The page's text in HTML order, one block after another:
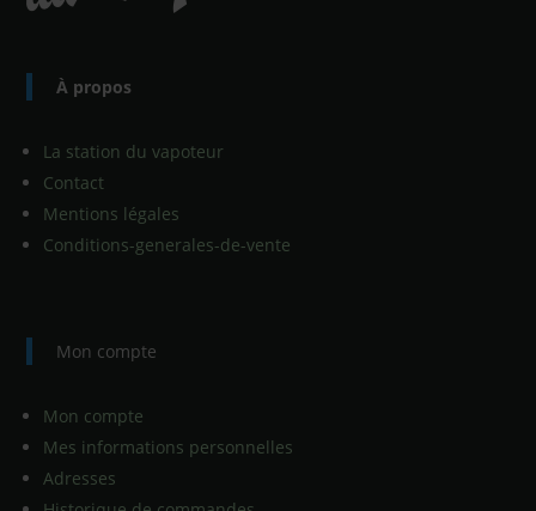
À propos
La station du vapoteur
Contact
Mentions légales
Conditions-generales-de-vente
Mon compte
Mon compte
Mes informations personnelles
Adresses